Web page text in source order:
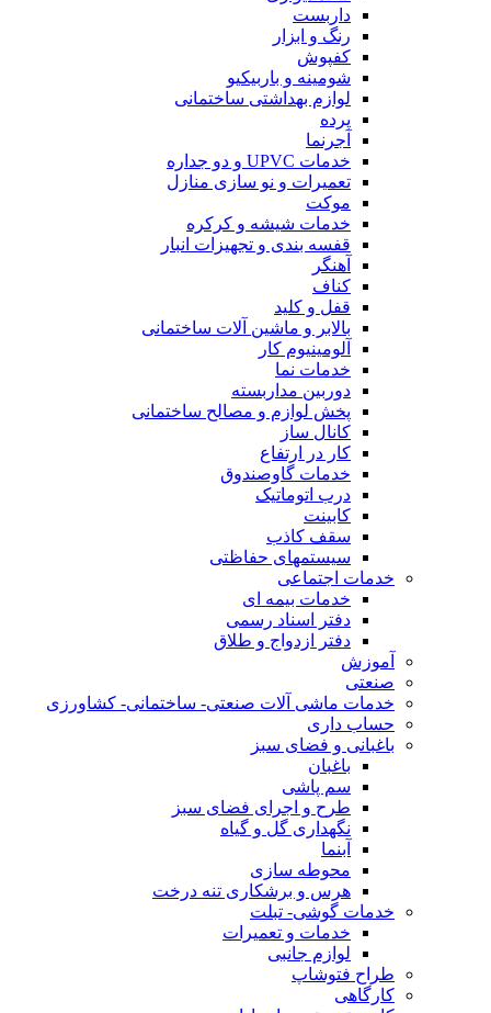
داربست
رنگ و ابزار
کفپوش
شومینه و باربیکیو
لوازم بهداشتی ساختمانی
پرده
آجرنما
خدمات UPVC و دو جداره
تعمیرات و نو سازی منازل
موکت
خدمات شیشه و کرکره
قفسه بندی و تجهیزات انبار
آهنگر
کناف
قفل و کلید
بالابر و ماشین آلات ساختمانی
آلومینیوم کار
خدمات نما
دوربین مداربسته
پخش لوازم و مصالح ساختمانی
کانال ساز
کار در ارتفاع
خدمات گاوصندوق
درب اتوماتیک
کابینت
سقف کاذب
سیستمهای حفاظتی
خدمات اجتماعی
خدمات بیمه ای
دفتر اسناد رسمی
دفتر ازدواج و طلاق
آموزش
صنعتی
خدمات ماشی آلات صنعتی- ساختمانی- کشاورزی
حساب داری
باغبانی و فضای سبز
باغبان
سم پاشی
طرح و اجرای فضای سبز
نگهداری گل و گیاه
آبنما
محوطه سازی
هرس و برشکاری تنه درخت
خدمات گوشی- تبلت
خدمات و تعمیرات
لوازم جانبی
طراح فتوشاپ
کارگاهی